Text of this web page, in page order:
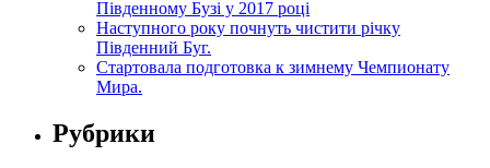
Південному Бузі у 2017 році
Наступного року почнуть чистити річку
Південний Буг.
Стартовала подготовка к зимнему Чемпионату
Мира.
Рубрики